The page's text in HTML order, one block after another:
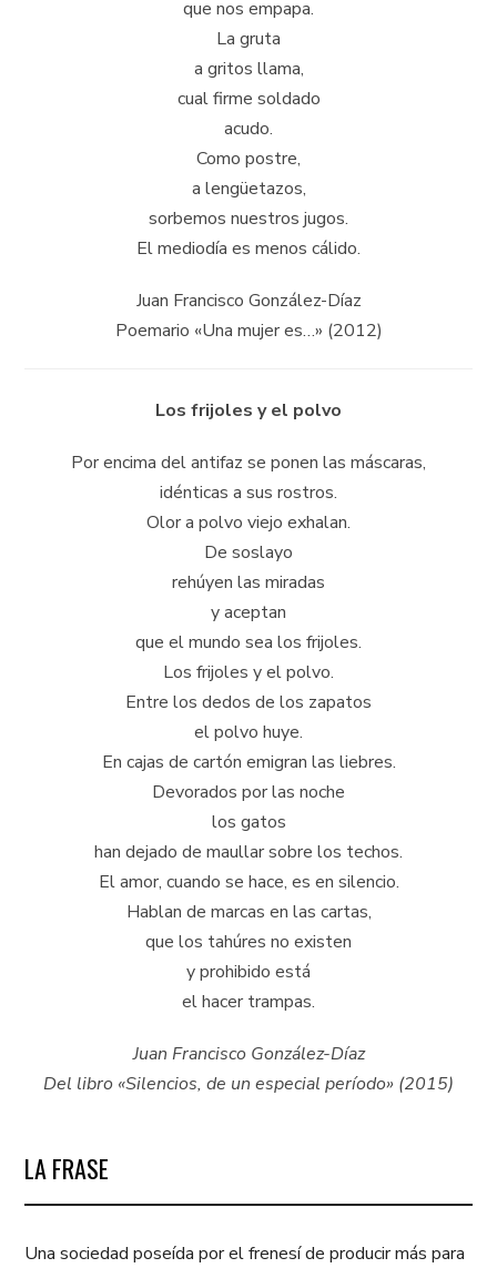
que nos empapa.
La gruta
a gritos llama,
cual firme soldado
acudo.
Como postre,
a lengüetazos,
sorbemos nuestros jugos.
El mediodía es menos cálido.
Juan Francisco González-Díaz
Poemario «Una mujer es…» (2012)
Los frijoles y el polvo
Por encima del antifaz se ponen las máscaras,
idénticas a sus rostros.
Olor a polvo viejo exhalan.
De soslayo
rehúyen las miradas
y aceptan
que el mundo sea los frijoles.
Los frijoles y el polvo.
Entre los dedos de los zapatos
el polvo huye.
En cajas de cartón emigran las liebres.
Devorados por las noche
los gatos
han dejado de maullar sobre los techos.
El amor, cuando se hace, es en silencio.
Hablan de marcas en las cartas,
que los tahúres no existen
y prohibido está
el hacer trampas.
Juan Francisco González-Díaz
Del libro «Silencios, de un especial período» (2015)
LA FRASE
Una sociedad poseída por el frenesí de producir más para